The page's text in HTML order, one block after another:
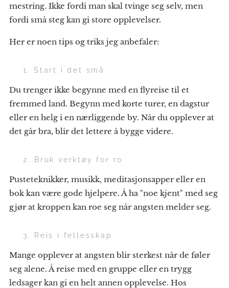
mestring. Ikke fordi man skal tvinge seg selv, men
fordi små steg kan gi store opplevelser.
Her er noen tips og triks jeg anbefaler:
✈️ 1. Start i det små
Du trenger ikke begynne med en flyreise til et
fremmed land. Begynn med korte turer, en dagstur
eller en helg i en nærliggende by. Når du opplever at
det går bra, blir det lettere å bygge videre.
🧘 2. Bruk verktøy for ro
Pusteteknikker, musikk, meditasjonsapper eller en
bok kan være gode hjelpere. Å ha "noe kjent" med seg
gjør at kroppen kan roe seg når angsten melder seg.
👥 3. Reis i fellesskap
Mange opplever at angsten blir sterkest når de føler
seg alene. Å reise med en gruppe eller en trygg
ledsager kan gi en helt annen opplevelse. Hos